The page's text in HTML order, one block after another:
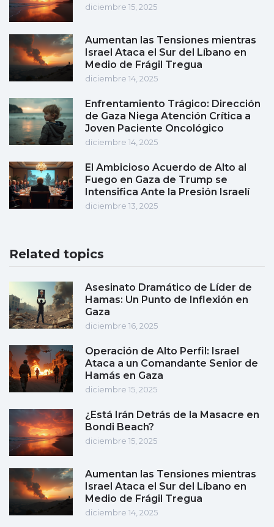
diciembre 15, 2025
Aumentan las Tensiones mientras
Israel Ataca el Sur del Líbano en
Medio de Frágil Tregua
diciembre 14, 2025
Enfrentamiento Trágico: Dirección
de Gaza Niega Atención Crítica a
Joven Paciente Oncológico
diciembre 14, 2025
El Ambicioso Acuerdo de Alto al
Fuego en Gaza de Trump se
Intensifica Ante la Presión Israelí
diciembre 13, 2025
Related topics
Asesinato Dramático de Líder de
Hamas: Un Punto de Inflexión en
Gaza
diciembre 16, 2025
Operación de Alto Perfil: Israel
Ataca a un Comandante Senior de
Hamás en Gaza
diciembre 15, 2025
¿Está Irán Detrás de la Masacre en
Bondi Beach?
diciembre 15, 2025
Aumentan las Tensiones mientras
Israel Ataca el Sur del Líbano en
Medio de Frágil Tregua
diciembre 14, 2025